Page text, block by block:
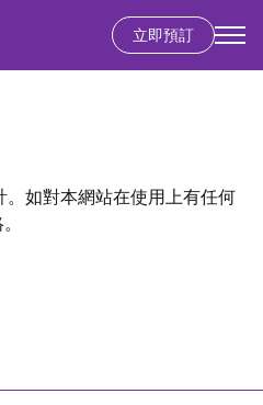
立即預訂
如對本網站在使用上有任何